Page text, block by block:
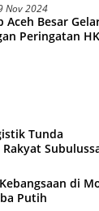
Nov 2024
Aceh Besar
Peringatan
Tunda
di
Putih